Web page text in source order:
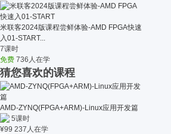
米联客2024版课程尝鲜体验-AMD FPGA快速
入01-START...
7课时
免费 736人在学
猜您喜欢的课程
AMD-ZYNQ(FPGA+ARM)-Linux应用开发篇
5课时
¥99 237人在学